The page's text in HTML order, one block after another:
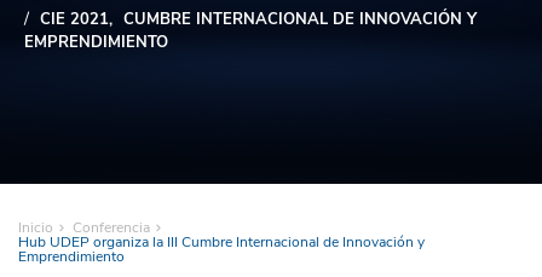
CIE 2021
CUMBRE INTERNACIONAL DE INNOVACIÓN Y
EMPRENDIMIENTO
Inicio Conferencia
Hub UDEP organiza la III Cumbre Internacional de Innovación y
Emprendimiento